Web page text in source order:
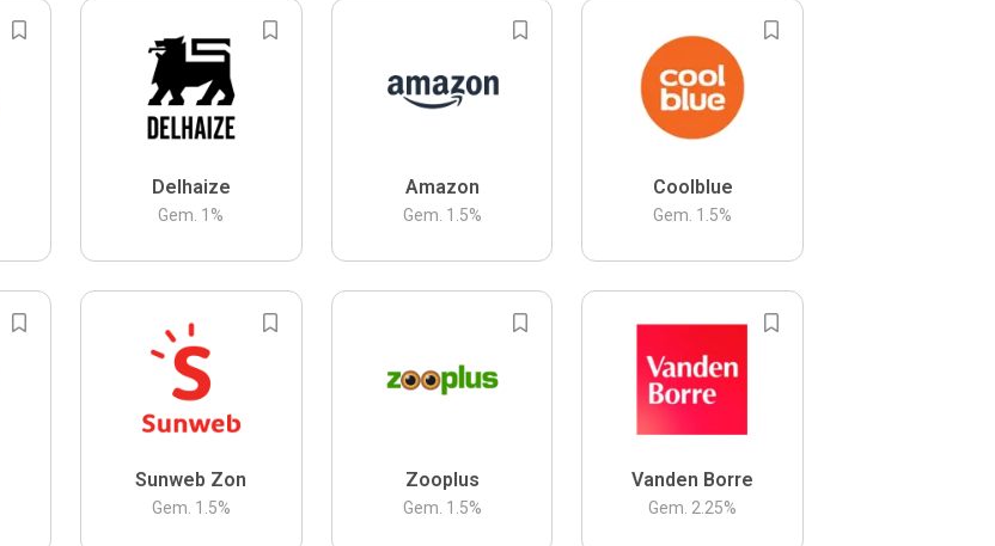
Delhaize
Gem. 1 %
Amazon
Gem. 1.5%
Coolblue
Gem. 1.5%
Sunweb Zon
Gem. 1.5%
Zooplus
Gem. 1.5%
Vanden Borre
Gem. 2.25%